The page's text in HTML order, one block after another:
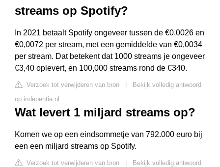
streams op Spotify?
In 2021 betaalt Spotify ongeveer tussen de €0,0026 en
€0,0072 per stream, met een gemiddelde van €0,0034
per stream. Dat betekent dat 1000 streams je ongeveer
€3,40 oplevert, en 100,000 streams rond de €340.
Verzoek tot verwijderen van bron
Bekijk volledig antwoord
op indepentia.nl
Wat levert 1 miljard streams op?
Komen we op een eindsommetje van 792.000 euro bij
een een miljard streams op Spotify.
Verzoek tot verwijderen van bron
Bekijk volledig antwoord